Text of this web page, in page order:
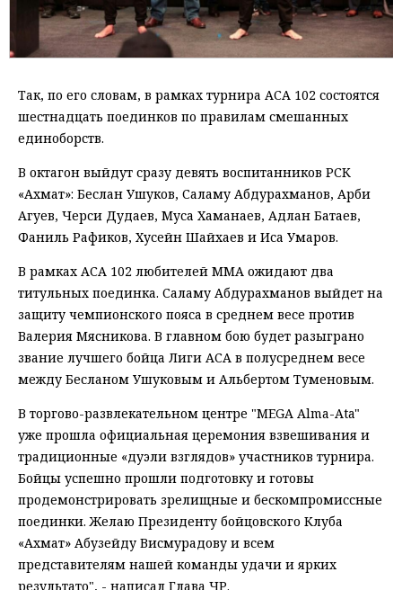
Так, по его словам, в рамках турнира АСА 102 состоятся
шестнадцать поединков по правилам смешанных
единоборств.
В октагон выйдут сразу девять воспитанников РСК
«Ахмат»: Беслан Ушуков, Саламу Абдурахманов, Арби
Агуев, Черси Дудаев, Муса Хаманаев, Адлан Батаев,
Фаниль Рафиков, Хусейн Шайхаев и Иса Умаров.
В рамках АСА 102 любителей ММА ожидают два
титульных поединка. Саламу Абдурахманов выйдет на
защиту чемпионского пояса в среднем весе против
Валерия Мясникова. В главном бою будет разыграно
звание лучшего бойца Лиги АСА в полусреднем весе
между Бесланом Ушуковым и Альбертом Туменовым.
В торгово-развлекательном центре "MEGA Alma-Ata"
уже прошла официальная церемония взвешивания и
традиционные «дуэли взглядов» участников турнира.
Бойцы успешно прошли подготовку и готовы
продемонстрировать зрелищные и бескомпромиссные
поединки. Желаю Президенту бойцовского Клуба
«Ахмат» Абузейду Висмурадову и всем
представителям нашей команды удачи и ярких
результато", - написал Глава ЧР.